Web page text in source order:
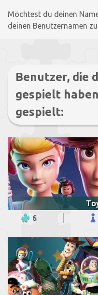
Möchtest du deinen
deinen Benutzernamen
Benutzer, die
gespielt
gespielt:
6